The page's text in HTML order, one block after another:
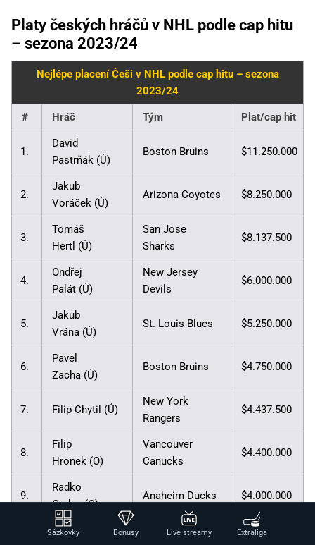
Platy českých hráčů v NHL podle cap hitu
– sezona 2023/24
Nejlépe placení Češi v NHL podle cap hitu – sezona
2023/24
# Hráč Tým Plat/cap hit
1.
David
Pastrňák (Ú)
Boston Bruins $11.250.000
2.
Jakub
Voráček (Ú)
Arizona Coyotes $8.250.000
3.
Tomáš
Hertl (Ú)
San Jose
Sharks
$8.137.500
4.
Ondřej
Palát (Ú)
New Jersey
Devils
$6.000.000
5.
Jakub
Vrána (Ú)
St. Louis Blues $5.250.000
6.
Pavel
Zacha (Ú)
Boston Bruins $4.750.000
7. Filip Chytil (Ú)
New York
Rangers
$4.437.500
8.
Filip
Hronek (O)
Vancouver
Canucks
$4.400.000
9.
Radko
Gudas (O)
Anaheim Ducks $4.000.000
Petr Mrázek
Chicago
$3.800.000
Sázkovky Bonusy Live streamy Extraliga